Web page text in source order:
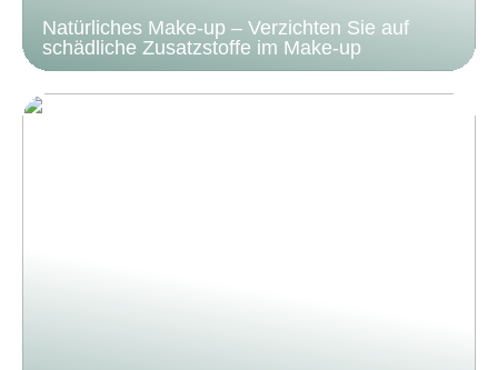
Natürliches Make-up – Verzichten Sie auf
schädliche Zusatzstoffe im Make-up